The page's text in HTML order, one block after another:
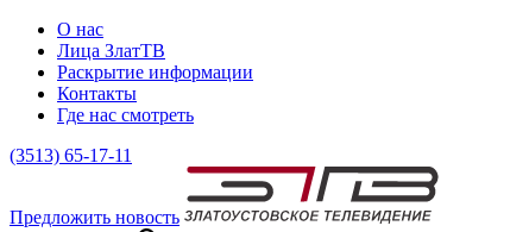
О нас
Лица ЗлатТВ
Раскрытие информации
Контакты
Где нас смотреть
(3513) 65-17-11
Предложить новость